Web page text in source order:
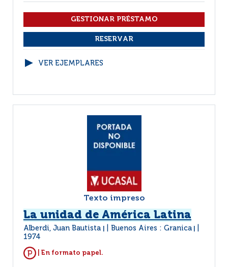
VER EJEMPLARES
Texto impreso
La unidad de América Latina
Alberdi, Juan Bautista Buenos Aires : Granica
1974
| En formato papel.